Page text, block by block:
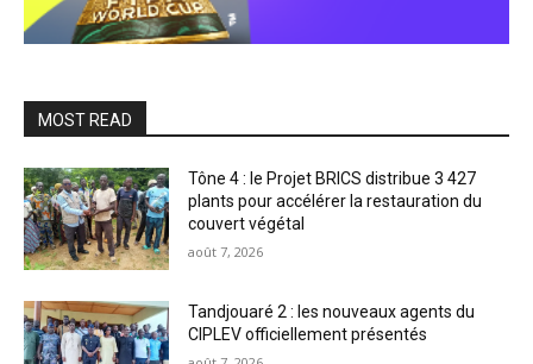
MOST READ
Tône 4 : le Projet BRICS distribue 3 427
plants pour accélérer la restauration du
couvert végétal
août 7, 2026
Tandjouaré 2 : les nouveaux agents du
CIPLEV officiellement présentés